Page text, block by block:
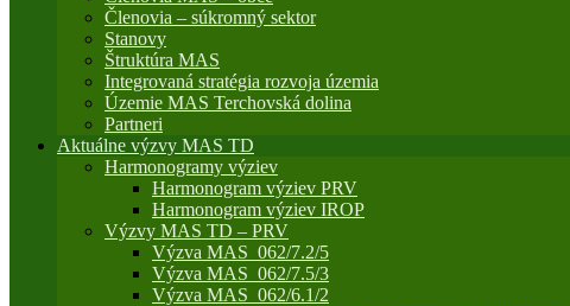
Členovia – súkromný sektor
Stanovy
Štruktúra MAS
Integrovaná stratégia rozvoja územia
Územie MAS Terchovská dolina
Partneri
Aktuálne výzvy MAS TD
Harmonogramy výziev
Harmonogram výziev PRV
Harmonogram výziev IROP
Výzvy MAS TD – PRV
Výzva MAS_062/7.2/5
Výzva MAS_062/7.5/3
Výzva MAS_062/6.1/2